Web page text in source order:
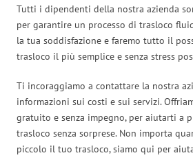
Tutti i dipendenti della nostra azienda
per garantire un processo di trasloco
la tua soddisfazione e faremo tutto il
trasloco il più semplice e senza stress
Ti incoraggiamo a contattare la nostra
informazioni sui costi e sui servizi.
gratuito e senza impegno, per aiutarti a
trasloco senza sorprese. Non importa
piccolo il tuo trasloco, siamo qui per